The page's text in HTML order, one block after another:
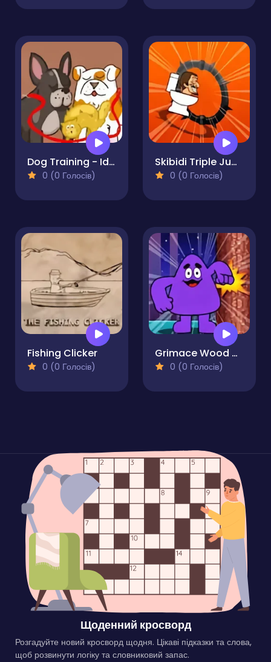
Dog Training - Idle Clicker
0 (0 Голосів)
Skibidi Triple Jump
0 (0 Голосів)
Fishing Clicker
0 (0 Голосів)
Grimace Wood Cutter
0 (0 Голосів)
Щоденний кросворд
Розгадуйте новий кросворд щодня. Цікаві підказки та слова,
щоб розвинути логіку та словниковий запас.